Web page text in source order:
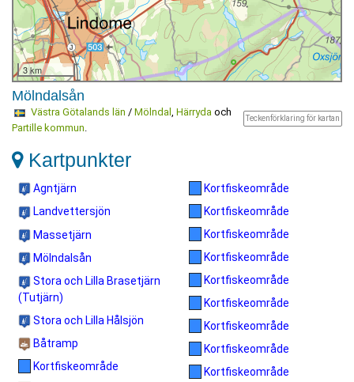
3 km
Mölndalsån
Teckenförklaring för kartan
Västra Götalands län / Mölndal , Härrydaoch
Partille kommun.
Kartpunkter
Agntjärn
Landvettersjön
Massetjärn
Mölndalsån
Stora och Lilla Brasetjärn
(Tutjärn)
Stora och Lilla Hålsjön
Båtramp
Kortfiskeområde
Kortfiskeområde
Kortfiskeområde
Kortfiskeområde
Kortfiskeområde
Kortfiskeområde
Kortfiskeområde
Kortfiskeområde
Kortfiskeområde
Kortfiskeområde